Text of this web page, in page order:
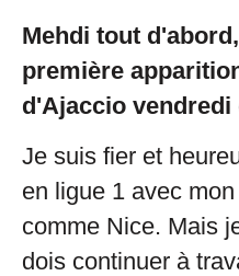
Mehdi tout
première
d'Ajaccio vendredi
Je suis fier et
en ligue 1 avec
comme Nice. Mais
dois continuer à